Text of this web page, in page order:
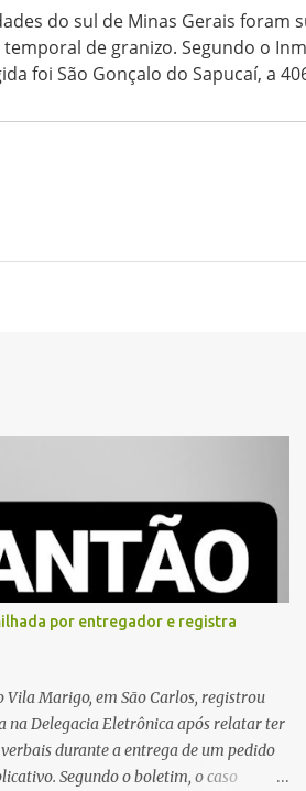
do sul de Minas Gerais
de granizo. Segundo o
foi São Gonçalo do Sapucaí, a
por entregador e registra
Marigo, em São Carlos, registrou
na Delegacia Eletrônica após relatar ter
durante a entrega de um pedido
Segundo o boletim, o caso